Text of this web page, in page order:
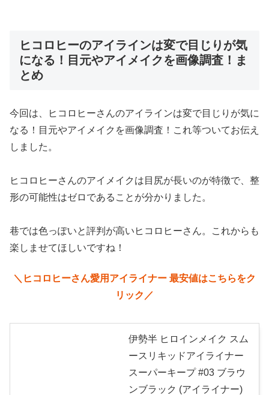
ヒコロヒーのアイラインは変で目じりが気
になる！目元やアイメイクを画像調査！ま
とめ
今回は、ヒコロヒーさんのアイラインは変で目じりが気に
なる！目元やアイメイクを画像調査！これ等ついてお伝え
しました。
ヒコロヒーさんのアイメイクは目尻が長いのが特徴で、整
形の可能性はゼロであることが分かりました。
巷では色っぽいと評判が高いヒコロヒーさん。これからも
楽しませてほしいですね！
＼ヒコロヒーさん愛用アイライナー 最安値はこちらをク
リック／
伊勢半 ヒロインメイク スム
ースリキッドアイライナー
スーパーキープ #03 ブラウ
ンブラック (アイライナー)